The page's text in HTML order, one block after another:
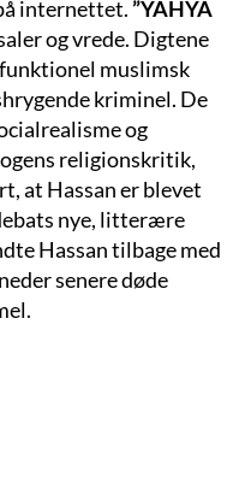
internettet.”YAHYA
og vrede. Digtene
muslimsk
kriminel. De
og
religionskritik,
at Hassan er blevet
nye, litterære
Hassan tilbage med
senere døde